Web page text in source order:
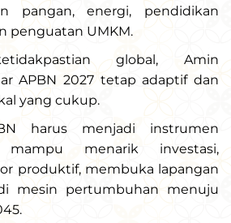
pangan, energi, pendidikan
penguatan UMKM.
global, Amin
APBN 2027 tetap adaptif dan
yang cukup.
harus menjadi instrumen
menarik investasi,
produktif, membuka lapangan
mesin pertumbuhan menuju